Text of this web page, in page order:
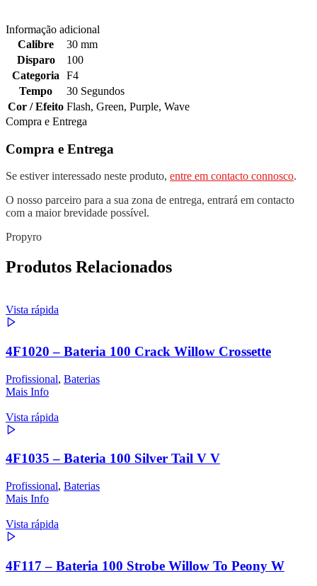
Informação adicional
Calibre
30 mm
Disparo
100
Categoria
F4
Tempo
30 Segundos
Cor / Efeito Flash, Green, Purple, Wave
Compra e Entrega
Compra e Entrega
Se estiver interessado neste produto, entre em contacto connosco.
O nosso parceiro para a sua zona de entrega, entrará em contacto
com a maior brevidade possível.
Propyro
Produtos Relacionados
Vista rápida
4F1020 – Bateria 100 Crack Willow Crossette
Profissional, Baterias
Mais Info
Vista rápida
4F1035 – Bateria 100 Silver Tail V V
Profissional, Baterias
Mais Info
Vista rápida
4F117 – Bateria 100 Strobe Willow To Peony W